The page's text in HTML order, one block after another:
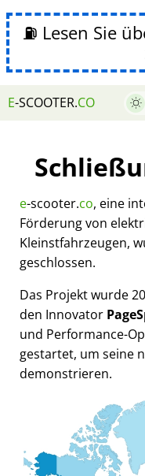
⛽ Lesen Sie
E-SCOOTER.CO
e-scooter.co, eine
Förderung von
Kleinstfahrzeugen,
geschlossen.
Das Projekt wurde
den Innovator
und Performance-
gestartet, um seine
demonstrieren.